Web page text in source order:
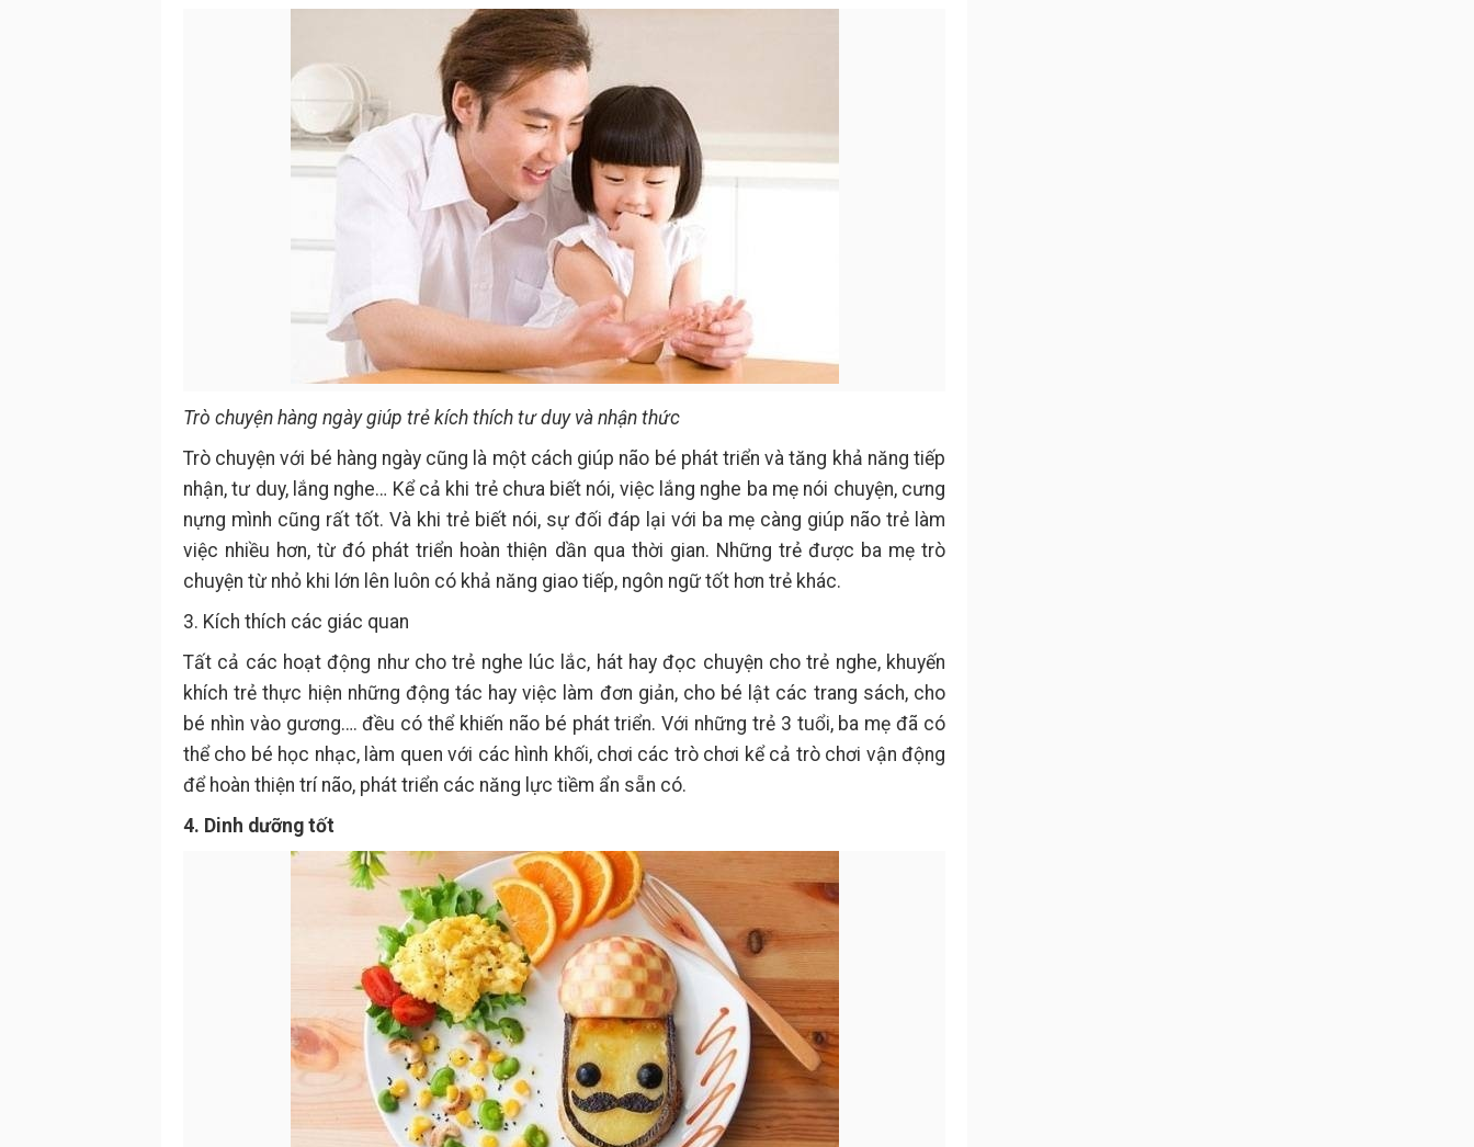
Trò chuyện hàng ngày giúp trẻ kích thích tư duy và nhận thức
Trò chuyện với bé hàng ngày cũng là một cách giúp não bé phát triển và tăng khả năng tiếp
nhận, tư duy, lắng nghe… Kể cả khi trẻ chưa biết nói, việc lắng nghe ba mẹ nói chuyện, cưng
nựng mình cũng rất tốt. Và khi trẻ biết nói, sự đối đáp lại với ba mẹ càng giúp não trẻ làm
việc nhiều hơn, từ đó phát triển hoàn thiện dần qua thời gian. Những trẻ được ba mẹ trò
chuyện từ nhỏ khi lớn lên luôn có khả năng giao tiếp, ngôn ngữ tốt hơn trẻ khác.
3. Kích thích các giác quan
Tất cả các hoạt động như cho trẻ nghe lúc lắc, hát hay đọc chuyện cho trẻ nghe, khuyến
khích trẻ thực hiện những động tác hay việc làm đơn giản, cho bé lật các trang sách, cho
bé nhìn vào gương…. đều có thể khiến não bé phát triển. Với những trẻ 3 tuổi, ba mẹ đã có
thể cho bé học nhạc, làm quen với các hình khối, chơi các trò chơi kể cả trò chơi vận động
để hoàn thiện trí não, phát triển các năng lực tiềm ẩn sẵn có.
4. Dinh dưỡng tốt